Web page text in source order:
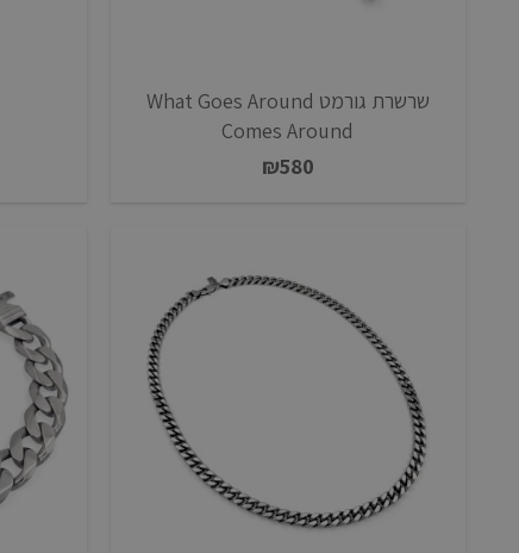
שרשרת גורמט What Goes Around
Comes Around
₪580